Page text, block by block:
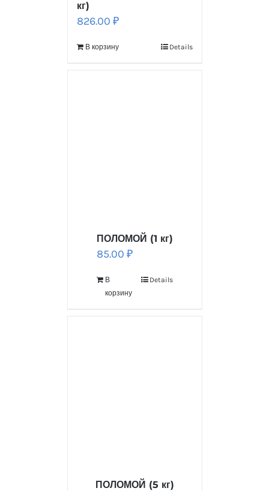
кг)
826.00 ₽
В корзину Details
ПОЛОМОЙ (1 кг)
85.00 ₽
В
корзину
Details
ПОЛОМОЙ (5 кг)